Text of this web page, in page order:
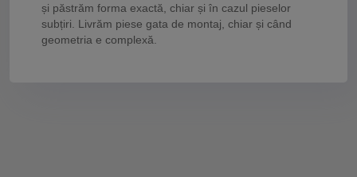
și păstrăm forma exactă, chiar și în cazul pieselor
subțiri. Livrăm piese gata de montaj, chiar și când
geometria e complexă.